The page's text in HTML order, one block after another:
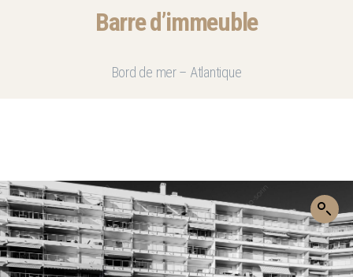
Barre d’immeuble
Bord de mer – Atlantique